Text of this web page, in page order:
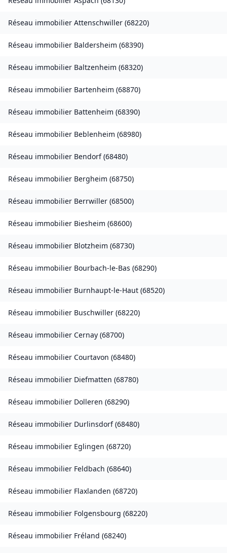
Réseau immobilier Attenschwiller (68220)
Réseau immobilier Baldersheim (68390)
Réseau immobilier Baltzenheim (68320)
Réseau immobilier Bartenheim (68870)
Réseau immobilier Battenheim (68390)
Réseau immobilier Beblenheim (68980)
Réseau immobilier Bendorf(68480)
Réseau immobilier Bergheim (68750)
Réseau immobilier Berrwiller (68500)
Réseau immobilier Biesheim (68600)
Réseau immobilier Blotzheim (68730)
Réseau immobilier Bourbach-le-Bas (68290)
Réseau immobilier Burnhaupt-le-Haut (68520)
Réseau immobilier Buschwiller (68220)
Réseau immobilier Cernay (68700)
Réseau immobilier Courtavon (68480)
Réseau immobilier Diefmatten (68780)
Réseau immobilier Dolleren (68290)
Réseau immobilier Durlinsdorf(68480)
Réseau immobilier Eglingen (68720)
Réseau immobilier Feldbach (68640)
Réseau immobilier Flaxlanden (68720)
Réseau immobilier Folgensbourg (68220)
Réseau immobilier Fréland (68240)